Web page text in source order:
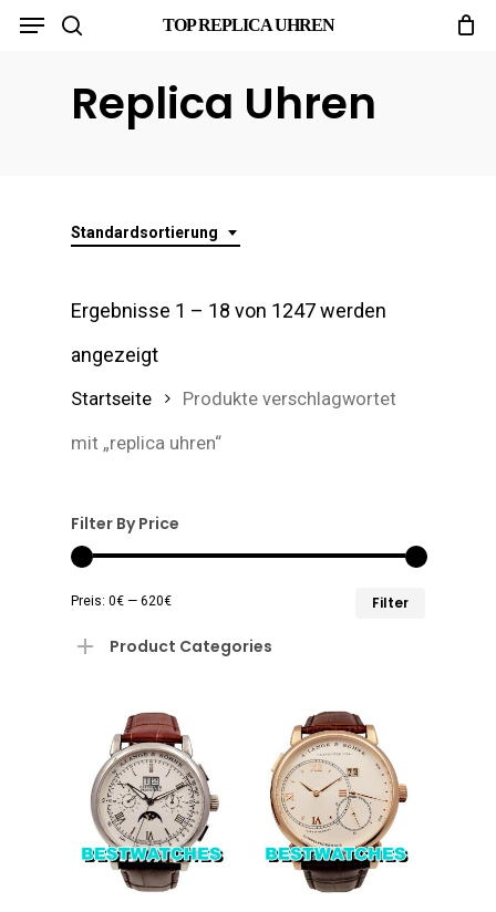
Skip
TOP REPLICA UHREN
Menu
Replica Uhren
Standardsortierung
Ergebnisse 1 – 18 von 1247 werden
angezeigt
Startseite Produkte verschlagwortet
mit „replica uhren“
Filter By Price
Filter
Preis: 0€ — 620€
Product Categories